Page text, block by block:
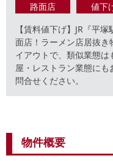
路面店
値下
【賃料値下げ】JR『平
⾯店！ラーメン店居抜
イアウトで、類似業態
屋・レストラン業態に
問合せください。
物件概要